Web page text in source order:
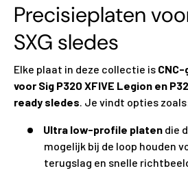
Precisieplaten
SXG sledes
Elke plaat in deze collectie is
voor Sig P320 XFIVE Legion en
ready sledes . Je vindt opties
Ultra low-profile platen die
mogelijk bij de loop houden
terugslag en snelle